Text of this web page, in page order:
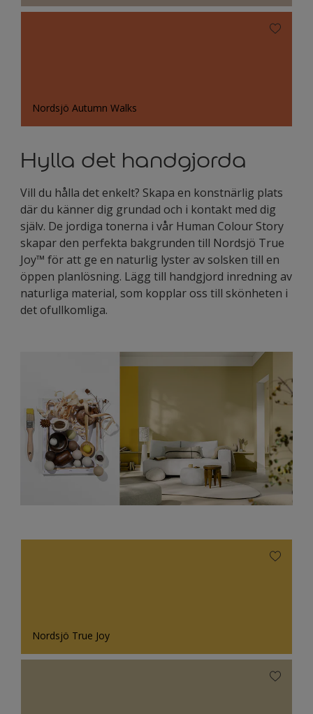
Nordsjö Autumn Walks
Hylla det handgjorda
Vill du hålla det enkelt? Skapa en konstnärlig plats
där du känner dig grundad och i kontakt med dig
själv. De jordiga tonerna i vår Human Colour Story
skapar den perfekta bakgrunden till Nordsjö True
Joy™ för att ge en naturlig lyster av solsken till en
öppen planlösning. Lägg till handgjord inredning av
naturliga material, som kopplar oss till skönheten i
det ofullkomliga.
Nordsjö True Joy